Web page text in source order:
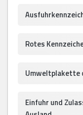
Rotes
Umweltplakette
Einfuhr und